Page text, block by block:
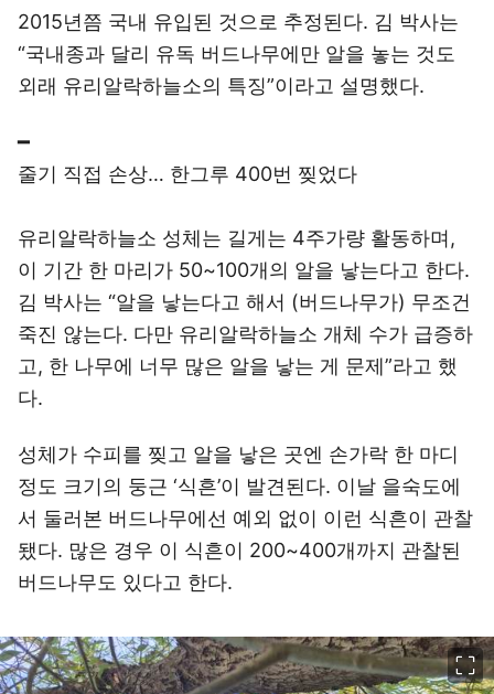
2015년쯤 국내 유입된 것으로 추정된다. 김 박사는
“국내종과 달리 유독 버드나무에만 알을 놓는 것도
외래 유리알락하늘소의 특징”이라고 설명했다.
━
줄기 직접 손상… 한그루 400번 찢었다
유리알락하늘소 성체는 길게는 4주가량 활동하며,
이 기간 한 마리가 50~100개의 알을 낳는다고 한다.
김 박사는 “알을 낳는다고 해서 (버드나무가) 무조건
죽진 않는다. 다만 유리알락하늘소 개체 수가 급증하
고, 한 나무에 너무 많은 알을 낳는 게 문제”라고 했
다.
성체가 수피를 찢고 알을 낳은 곳엔 손가락 한 마디
정도 크기의 둥근 ‘식흔’이 발견된다. 이날 을숙도에
서 둘러본 버드나무에선 예외 없이 이런 식흔이 관찰
됐다. 많은 경우 이 식흔이 200~400개까지 관찰된
버드나무도 있다고 한다.